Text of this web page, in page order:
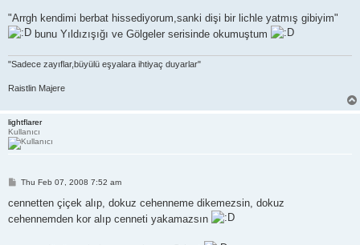
"Arrgh kendimi berbat hissediyorum,sanki dişi bir lichle yatmış gibiyim"
bunu Yıldızışığı ve Gölgeler serisinde okumuştum
"Sadece zayıflar,büyülü eşyalara ihtiyaç duyarlar"
Raistlin Majere
lightflarer
Kullanıcı
P
s
Thu Feb 07, 2008 7:52 am
cennetten çiçek alıp, dokuz cehenneme dikemezsin, dokuz
cehennemden kor alıp cenneti yakamazsın